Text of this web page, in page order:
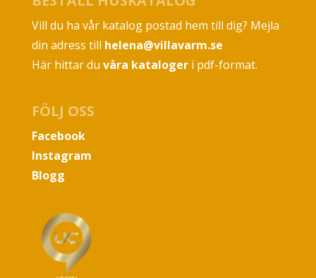
Vill du ha vår katalog postad hem till dig? Mejla
din adress till helena@villavarm.se
Här hittar du våra katalogeri pdf-format.
FÖLJ OSS
Facebook
Instagram
Blogg